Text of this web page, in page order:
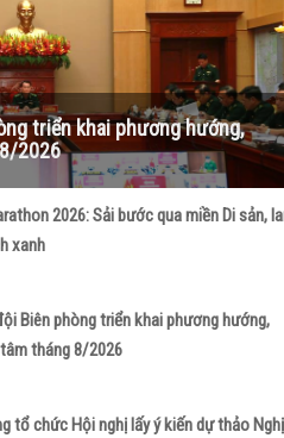
triển khai phương hướng,
2026
2026: Sải bước qua miền Di sản,
xanh
Biên phòng triển khai phương hướng,
tháng 8/2026
tổ chức Hội nghị lấy ý kiến dự thảo Nghị